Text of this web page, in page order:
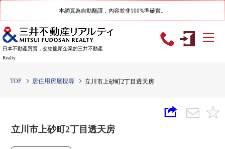
本網頁為自動翻譯，內容並非100%準確實。
日本不動產買賣，交給龍頭企業的三井不動產
Realty
TOP 居住用房屋搜尋 立川市上砂町2丁目透天房
立川市上砂町2丁目透天房